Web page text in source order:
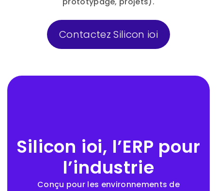
Contactez Silicon ioi
Silicon ioi, l’ERP pour
l’industrie
Conçu pour les environnements de